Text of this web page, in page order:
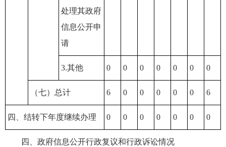
处理其政府
信息公开申
请
3.其他 0 0 0 0 0 0 0
（七）总计 6 0 0 0 0 0 6
四、结转下年度继续办理 0 0 0 0 0 0 0
四、政府信息公开行政复议和行政诉讼情况